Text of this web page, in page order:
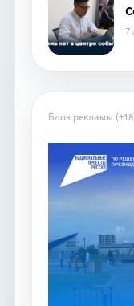
7
Блок рекламы